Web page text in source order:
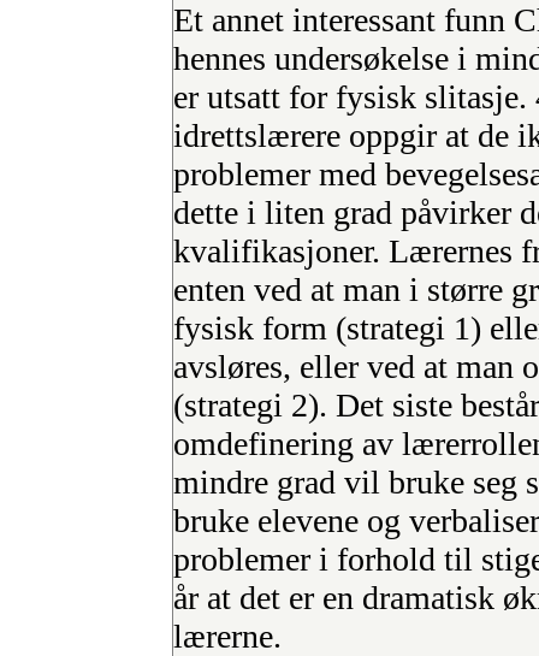
Et annet interessant funn
hennes undersøkelse i
er utsatt for fysisk
idrettslærere oppgir at de
problemer med
dette i liten grad påvirker
kvalifikasjoner. Lærernes
enten ved at man i større
fysisk form (strategi 1)
avsløres, eller ved at man
(strategi 2). Det siste
omdefinering av
mindre grad vil bruke seg
bruke elevene og
problemer i forhold til
år at det er en dramatisk
lærerne.